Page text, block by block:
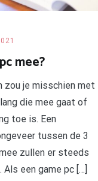
mee?
zou je misschien met
die mee gaat of
toe is. Een
tussen de 3
zullen er steeds
een game pc […]